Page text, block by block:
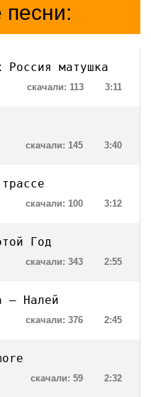
Россия матушка
3:11
скачали: 113
3:40
скачали: 145
3:12
скачали: 100
Год
2:55
скачали: 343
— Налей
2:45
скачали: 376
2:32
скачали: 59